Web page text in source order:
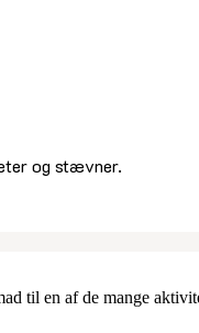
og stævner.
til en af de mange